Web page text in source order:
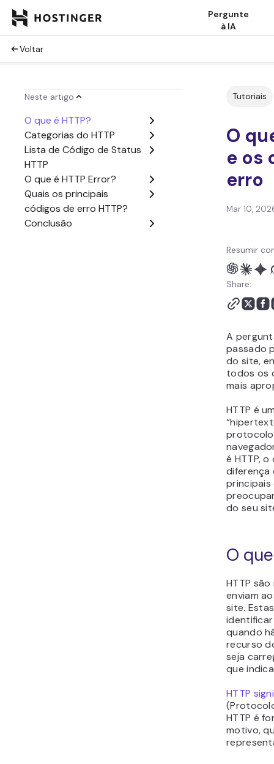
Pergunte
à IA
Voltar
Neste artigo
O que é HTTP?
Categorias do HTTP
Lista de Código de Status
HTTP
O que é HTTP Error?
Quais os principais
códigos de erro HTTP?
Conclusão
Tutoriais
O
e os
erro
Mar 10,
Resumir
Share:
A
passado
do site,
todos os
mais
HTTP é
é HTTP,
diferença
principais
do seu
O
HTTP
enviam
site.
quando
recurso
seja
que
HTTP
HTTP é
motivo,